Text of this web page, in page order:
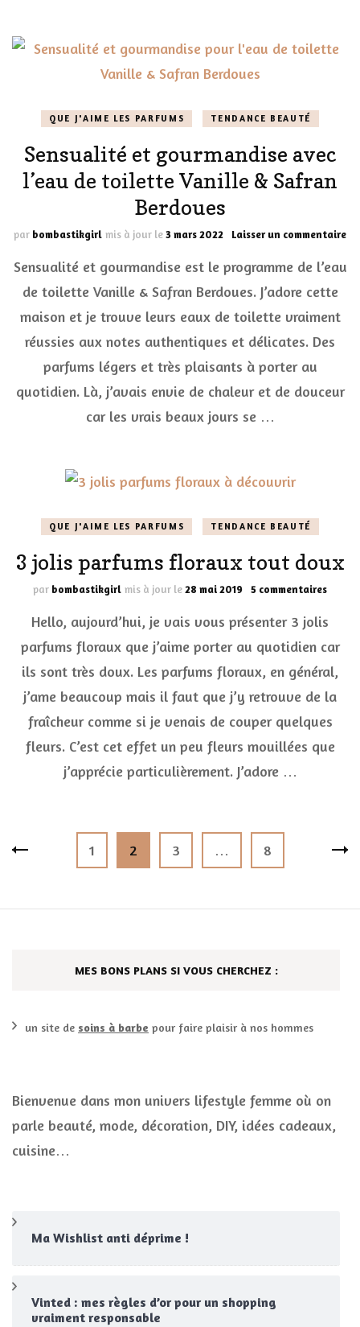
QUE J'AIME LES PARFUMS TENDANCE BEAUTÉ
Sensualité et gourmandise avec
l’eau de toilette Vanille & Safran
Berdoues
par bombastikgirl mis à jour le3 mars 2022 Laisser un commentairesur
et
Sensualité et gourmandise est le programme de l’eau
de toilette Vanille & Safran Berdoues. J’adore cette
maison et je trouve leurs eaux de toilette vraiment
réussies aux notes authentiques et délicates. Des
parfums légers et très plaisants à porter au
quotidien. Là, j’avais envie de chaleur et de douceur
car les vrais beaux jours se …
QUE J'AIME LES PARFUMS TENDANCE BEAUTÉ
3 jolis parfums floraux tout doux
par bombastikgirl mis à jour le28 mai 2019 5 commentairessur
jolis
tout
Hello, aujourd’hui, je vais vous présenter 3 jolis
parfums floraux que j’aime porter au quotidien car
ils sont très doux. Les parfums floraux, en général,
j’ame beaucoup mais il faut que j’y retrouve de la
fraîcheur comme si je venais de couper quelques
fleurs. C’est cet effet un peu fleurs mouillées que
j’apprécie particulièrement. J’adore …
Pagination
Page
1 Page
2 Page
3 … Page
8
MES BONS PLANS SI VOUS CHERCHEZ :
un site de soins à barbe pour faire plaisir à nos hommes
Bienvenue dans mon univers lifestyle femme où on
parle beauté, mode, décoration, DIY, idées cadeaux,
cuisine…
Ma Wishlist anti déprime !
Vinted : mes règles d’or pour un shopping
vraiment responsable